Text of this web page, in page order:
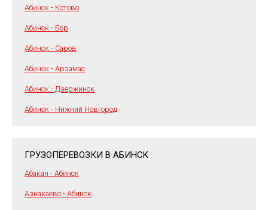
Абинск - Кстово
Абинск - Бор
Абинск - Саров
Абинск - Арзамас
Абинск - Дзержинск
Абинск - Нижний Новгород
ГРУЗОПЕРЕВОЗКИ В АБИНСК
Абакан - Абинск
Азнакаево - Абинск